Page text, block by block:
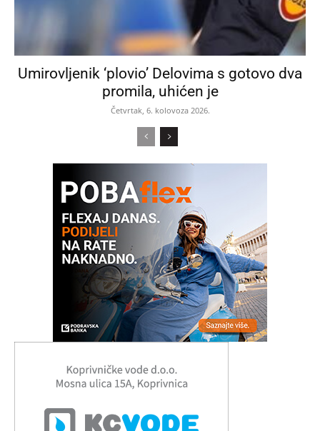
Umirovljenik ‘plovio’ Delovima s gotovo dva
promila, uhićen je
Četvrtak, 6. kolovoza 2026.